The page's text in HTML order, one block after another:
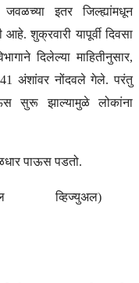
जवळच्या इतर जिल्ह्यांमधून
शुक्रवारी यापूर्वी दिवसा
दिलेल्या माहितीनुसार,
41 अंशांवर नोंदवले गेले. परंतु
सुरू झाल्यामुळे लोकांना
पाऊस पडतो.